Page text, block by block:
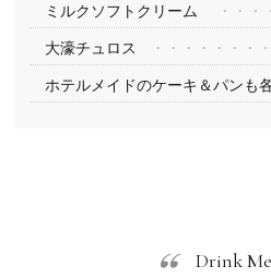
ミルクソフトクリーム
大濠チュロス
ホテルメイドのケーキ＆パンも
Drink